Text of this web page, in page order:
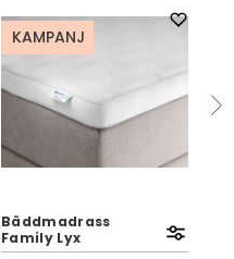
KAMPANJ
Bäddmadrass
Family Lyx